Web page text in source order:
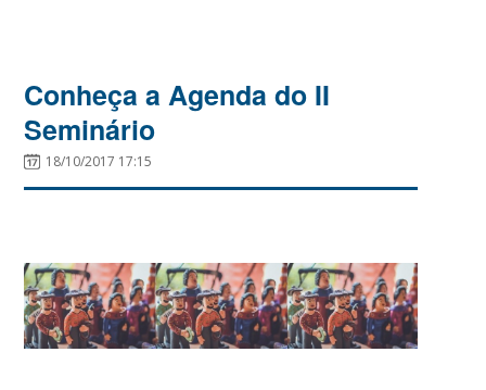
Conheça a Agenda do II
Seminário
18/10/2017 17:15